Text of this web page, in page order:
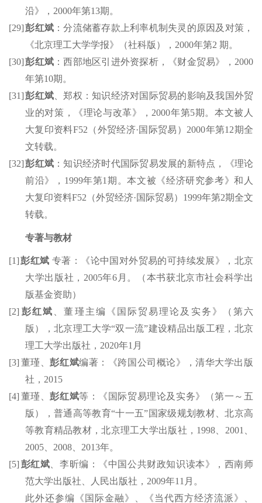
沿》， 2000年第13期。
[29]彭红斌 ：分流储蓄存款上利率机制失灵的原因及对策，
《北京理工大学学报》（社科版）， 2000年第2 期。
[30]彭红斌 ：西部地区引进外资探析，《财金贸易》， 2000
年第10期。
[31]彭红斌 、郑权：知识经济对国际贸易的影响及我国外贸
业的对策，《理论与改革》， 2000年第5期。本文被人
大复印资料F52 （外贸经济·国际贸易） 2000年第12期全
文转载。
[32]彭红斌 ：知识经济时代国际贸易发展的新特点，《理论
前沿》， 1999年第1 期。本文被《经济研究参考》和人
大复印资料F52 （外贸经济·国际贸易） 1999年第2期全文
转载。
专著与教材
[1] 彭红斌 专著：《论中国对外贸易的可持续发展》，北京
大学出版社， 2005年6 月。（本书获北京市社会科学出
版基金资助）
[2] 彭红斌 、董瑾主编
《国际贸易理论及实务》（第六
版），北京理工大学“双一流”建设精品出版工程，北京
理工大学出版社， 2020年1 月
[3] 董瑾、彭红斌编著：《跨国公司概论》，清华大学出版
社， 2015
[4] 董瑾、彭红斌等：《国际贸易理论及实务》（第一～五
版），普通高等教育“十一五”国家级规划教材 、北京高
等教育精品教材 ，北京理工大学出版社， 1998 2001
2005
2008 2013年。
[5] 彭红斌 、李昕编：《中国公共财政知识读本》，西南师
范大学出版社、人民出版社， 2009年11 月。
此外还参编
《国际金融》 《当代西方经济流派》